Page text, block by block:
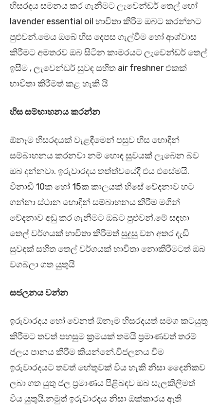
හිසරදය සමනය කර ගැනීමට ලැවෙන්ඩර් තෙල් හෝ
lavender essential oil භාවිතා කිරීම ඔබට කරන්නට
පුළුවන්.මෙය ඔබේ හිස දෙපස ගැල්වීම හෝ ආශ්වාස
කිරීමට අමතරව ඔබ සිටින කාමරයට ලැවෙන්ඩර් තෙල්
ඉසීම , ලැවෙන්ඩර් සුවඳ සහිත air freshner එකක්
භාවිතා කිරීමත් කළ හැකි යි
හිස සම්භාහනය කරන්න
ඕනෑම හිසරදයක් වැළඳීමෙන් පසුව හිස හොඳින්
සම්බාහනය කරනවා නම් හොඳ සුවයක් ලැබෙන බව
ඔබ දන්නවා. ඉරුවාරදය තත්ත්වයේදී එය එසේමයි.
විනාඩි 10ක හෝ 15ක කාලයක් හිසේ වේදනාව හට
ගන්නා ස්ථාන හොඳින් සම්බාහනය කිරීම මගින්
වේදනාව අඩු කර ගැනීමට ඔබට පුළුවන්.මේ සඳහා
තෙල් වර්ගයක් භාවිතා කිරීමත් සුදුසු වන අතර දැඩි
සුවඳක් සහිත තෙල් වර්ගයක් භාවිතා නොකිරීමටත් ඔබ
වගබලා ගත යුතුයි
සජලනය වන්න
ඉරුවාරදය හෝ වෙනත් ඕනෑම හිසරදයත් සමග කටයුතු
කිරීමට තවත් පහසුම ක්‍රමයක් තමයි ප්‍රමාණවත් තරම්
ජලය පානය කිරීම කියන්නේ.විජලනය වීම
ඉරුවාරදයට තවත් හේතුවක් විය හැකි නිසා දෛනිකව
ලබා ගත යුතු ජල ප්‍රමාණය පිළිබඳව ඔබ සැලකිලිමත්
විය යුතුයි.නමුත් ඉරුවාරදය නිසා ඔක්කාරය ඇති